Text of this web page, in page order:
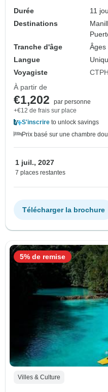
Durée
11
Destinations
Tranche d'âge
Âges
Langue
Voyagiste
À partir de
€1,202
par personne
+€12 de frais sur place
S'inscrire to unlock savings
Prix basé sur une chambre
1 juil., 2027
7 places restantes
Télécharger la brochure
Villes & Culture
5% de remise